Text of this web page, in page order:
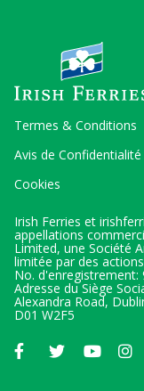
Termes & Conditions
Avis de Confidentialité
Cookies
Irish Ferries et
appellations
Limited, une Société
limitée par des
No. d'enregistrement:
Adresse du Siège
Alexandra Road,
D01 W2F5